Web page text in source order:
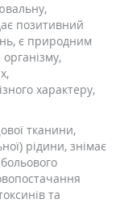
позитивний
є природним
характеру,
тканини,
рідини, знімає
та